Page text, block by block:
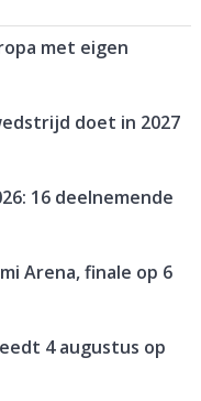
met eigen
doet in 2027
16 deelnemende
Arena, finale op 6
4 augustus op